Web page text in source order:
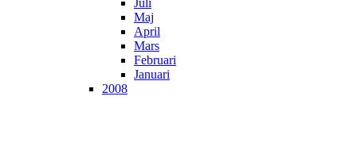
Juli
Maj
April
Mars
Februari
Januari
2008